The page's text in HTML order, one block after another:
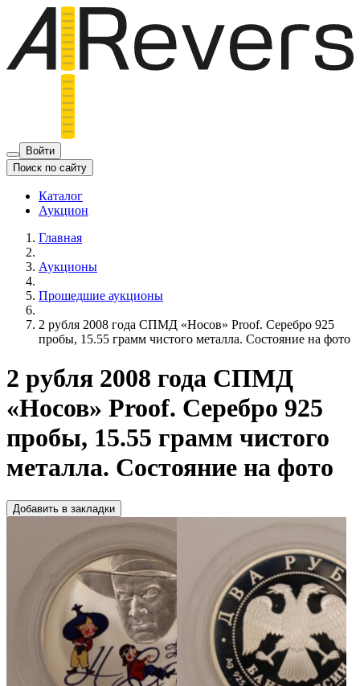
Войти
Поиск по сайту
Каталог
Аукцион
Главная
Аукционы
Прошедшие аукционы
2 рубля 2008 года СПМД «Носов» Proof. Серебро 925
пробы, 15.55 грамм чистого металла. Состояние на фото
2 рубля 2008 года СПМД
«Носов» Proof. Серебро 925
пробы, 15.55 грамм чистого
металла. Состояние на фото
Добавить в закладки